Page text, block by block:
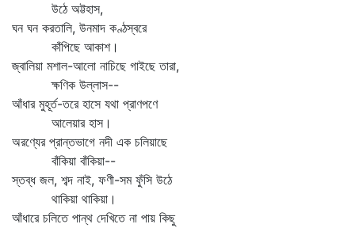
উঠে অট্টহাস,
ঘন ঘন করতালি, উনমাদ কণ্ঠস্বরে
কাঁপিছে আকাশ।
জ্বালিয়া মশাল-আলো নাচিছে গাইছে তারা,
ক্ষণিক উল্লাস--
আঁধার মুহূর্ত-তরে হাসে যথা প্রাণপণে
আলেয়ার হাস।
অরণ্যের প্রান্তভাগে নদী এক চলিয়াছে
বাঁকিয়া বাঁকিয়া--
স্তব্ধ জল, শব্দ নাই, ফণী-সম ফুঁসি উঠে
থাকিয়া থাকিয়া।
আঁধারে চলিতে পান্থ দেখিতে না পায় কিছু